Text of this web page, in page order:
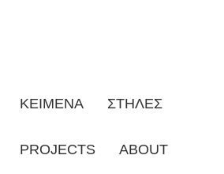
ΚΕΙΜΕΝΑ ΣΤΗΛΕΣ
PROJECTS ABOUT